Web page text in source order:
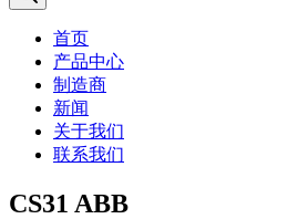
首页
产品中心
制造商
新闻
关于我们
联系我们
CS31 ABB